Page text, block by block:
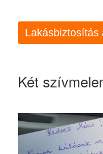
Lakásbiztosítás
Két